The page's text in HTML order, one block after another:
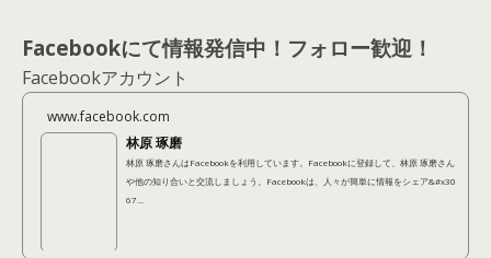
Facebookにて情報発信中！フォロー歓迎！
Facebookアカウント
www.facebook.com
林原 琢磨
林原 琢磨さんはFacebookを利用しています。Facebookに登録して、林原 琢磨さん
や他の知り合いと交流しましょう。Facebookは、人々が簡単に情報をシェア&#x30
67...